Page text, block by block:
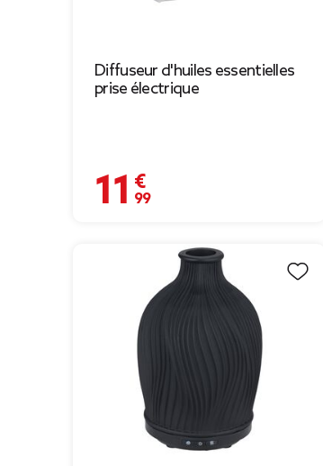
Diffuseur d'huiles essentielles
prise électrique
11,99 €